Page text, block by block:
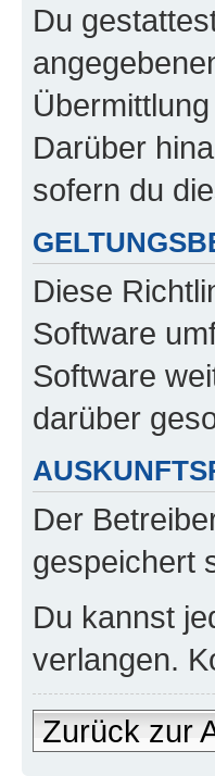
Du
Darüber
sofern du
Diese
Software
Software
darüber
Der
gespeichert
Du kannst
verlangen.
Zurück zur